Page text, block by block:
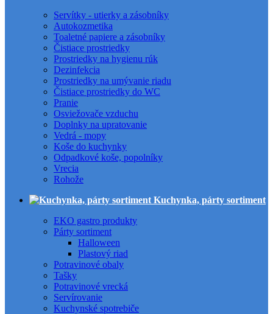
Servítky - utierky a zásobníky
Autokozmetika
Toaletné papiere a zásobníky
Čistiace prostriedky
Prostriedky na hygienu rúk
Dezinfekcia
Prostriedky na umývanie riadu
Čistiace prostriedky do WC
Pranie
Osviežovače vzduchu
Doplnky na upratovanie
Vedrá - mopy
Koše do kuchynky
Odpadkové koše, popolníky
Vrecia
Rohože
Kuchynka, párty sortiment
EKO gastro produkty
Párty sortiment
Halloween
Plastový riad
Potravinové obaly
Tašky
Potravinové vrecká
Servírovanie
Kuchynské spotrebiče